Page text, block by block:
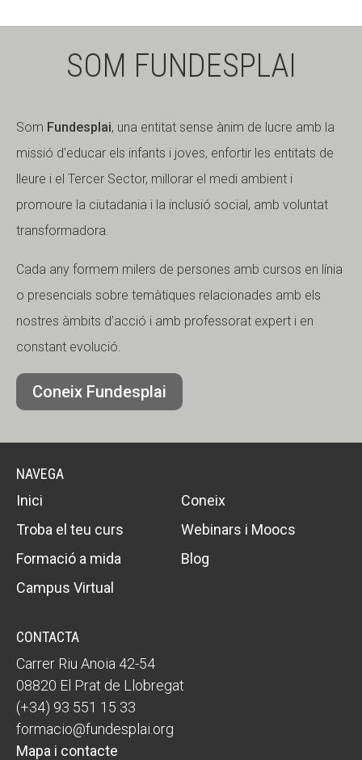
SOM FUNDESPLAI
Som Fundesplai, una entitat sense ànim de lucre amb la
missió d'educar els infants i joves, enfortir les entitats de
lleure i el Tercer Sector, millorar el medi ambient i
promoure la ciutadania i la inclusió social, amb voluntat
transformadora.
Cada any formem milers de persones amb cursos en línia
o presencials sobre temàtiques relacionades amb els
nostres àmbits d’acció i amb professorat expert i en
constant evolució.
Coneix Fundesplai
NAVEGA
Inici
Coneix
Troba el teu curs
Webinars i Moocs
Formació a mida
Blog
Campus Virtual
CONTACTA
Carrer Riu Anoia 42-54
08820 El Prat de Llobregat
(+34) 93 551 15 33
formacio@fundesplai.org
Mapa i contacte
Fundesplai als mitjans
Xarxes socials
Fes voluntariat
Treballa amb nosaltres
Fundesplai als mitjans
Xarxes socials
Fes voluntariat
Treballa amb nosaltres